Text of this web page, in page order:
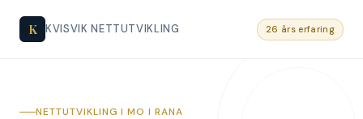
K KVISVIK NETTUTVIKLING 26 års erfaring
NETTUTVIKLING I MO I RANA